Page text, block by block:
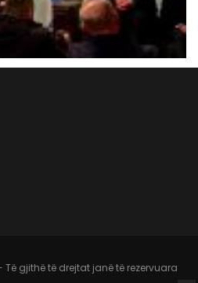
gjithë të drejtat janë të rezervuara